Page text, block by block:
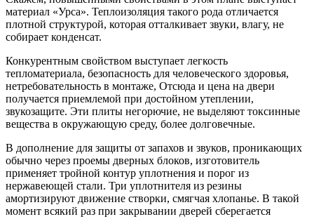
материал «Урса». Теплоизоляция такого рода отличается
плотной структурой, которая отталкивает звуки, влагу, не
собирает конденсат.
Конкурентным свойством выступает легкость
тепломатериала, безопасность для человеческого здоровья,
нетребовательность в монтаже, Отсюда и цена на двери
получается приемлемой при достойном утеплении,
звукозащите. Эти плиты негорючие, не выделяют токсинные
вещества в окружающую среду, более долговечные.
В дополнение для защиты от запахов и звуков, проникающих
обычно через проемы дверных блоков, изготовитель
применяет тройной контур уплотнения и порог из
нержавеющей стали. Три уплотнителя из резины
амортизируют движение створки, смягчая хлопанье. В такой
момент всякий раз при закрывании дверей сберегается